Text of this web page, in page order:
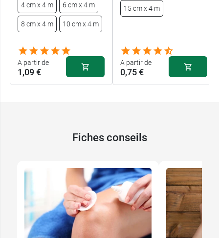
4 cm x 4 m 6 cm x 4 m
8 cm x 4 m 10 cm x 4 m
A partir de
1,09 €
1,09 €
Blanc - 6 cm x
1,19 €
Blanc - 8 cm x
15 cm x 4 m
A partir de
0,75 €
Fiches conseils